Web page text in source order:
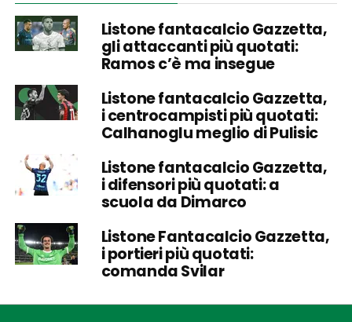
Listone fantacalcio Gazzetta,
gli attaccanti più quotati:
Ramos c’è ma insegue
Listone fantacalcio Gazzetta,
i centrocampisti più quotati:
Calhanoglu meglio di Pulisic
Listone fantacalcio Gazzetta,
i difensori più quotati: a
scuola da Dimarco
Listone Fantacalcio Gazzetta,
i portieri più quotati:
comanda Svilar